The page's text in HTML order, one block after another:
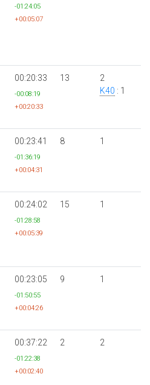
-01:24:05
+00:05:07
00:20:33
-00:08:19
+00:20:33
13
2
K40 : 1
00:23:41
-01:36:19
+00:04:31
8 1
00:24:02
-01:28:58
+00:05:39
15 1
00:23:05
-01:50:55
+00:04:26
9 1
00:37:22
-01:22:38
+00:02:40
2 2